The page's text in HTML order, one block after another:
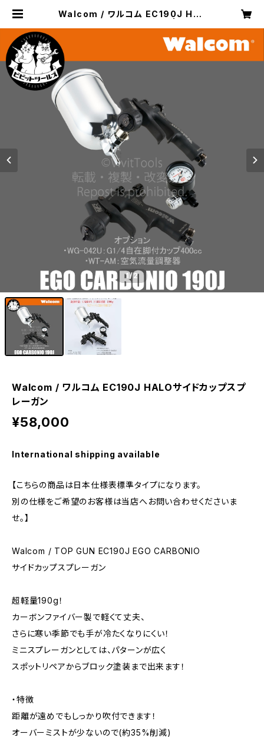
Walcom / ワルコム EC190J HAL
1/2
Walcom / ワルコム EC190J HALOサイドカップスプ
レーガン
¥58,000
International shipping available
【こちらの商品は日本仕様表標準タイプになります。
別の仕様をご希望のお客様は当店へお問い合わせくださいま
せ。】
Walcom / TOP GUN EC190J EGO CARBONIO
サイドカップスプレーガン
超軽量190g！
カーボンファイバー製で軽くて丈夫、
さらに寒い季節でも手が冷たくなりにくい！
ミニスプレーガンとしては、パターンが広く
スポットリペアからブロック塗装まで出来ます！
・特徴
距離が遠めでもしっかり吹付できます！
オーバーミストが少ないので(約35%削減)